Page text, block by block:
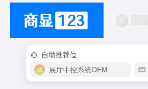
自助推荐位
展厅中控系统OEM